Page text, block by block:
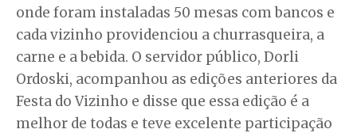
onde foram instaladas 50 mesas com bancos e
cada vizinho providenciou a churrasqueira, a
carne e a bebida. O servidor público, Dorli
Ordoski, acompanhou as edições anteriores da
Festa do Vizinho e disse que essa edição é a
melhor de todas e teve excelente participação